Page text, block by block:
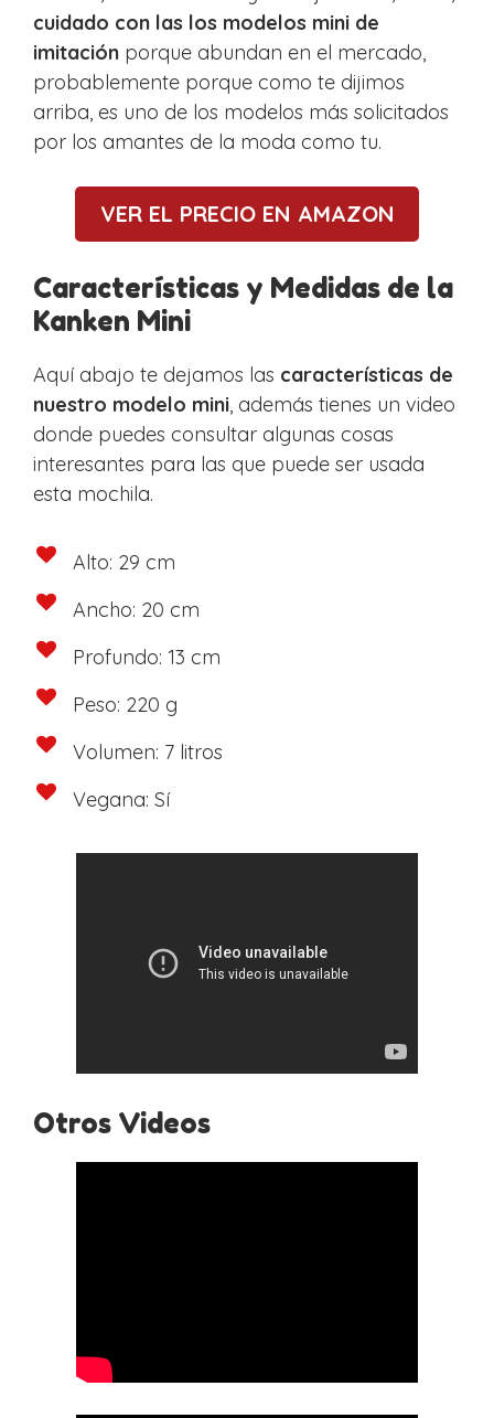
cuidado con las los modelos mini de
imitación porque abundan en el mercado,
probablemente porque como te dijimos
arriba, es uno de los modelos más solicitados
por los amantes de la moda como tu.
VER EL PRECIO EN AMAZON
Características y Medidas de la
Kanken Mini
Aquí abajo te dejamos las características de
nuestro modelo mini, además tienes un video
donde puedes consultar algunas cosas
interesantes para las que puede ser usada
esta mochila.
Alto: 29 cm
Ancho: 20 cm
Profundo: 13 cm
Peso: 220 g
Volumen: 7 litros
Vegana: Sí
Otros Videos